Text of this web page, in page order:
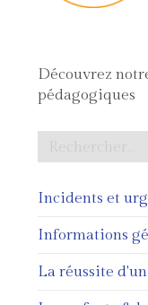
Découvrez
pédagogiques
Incidents et
Informations
La réussite